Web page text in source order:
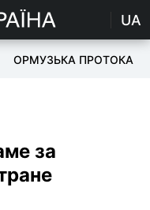
UA
ОРМУЗЬКА ПРОТОКА
за